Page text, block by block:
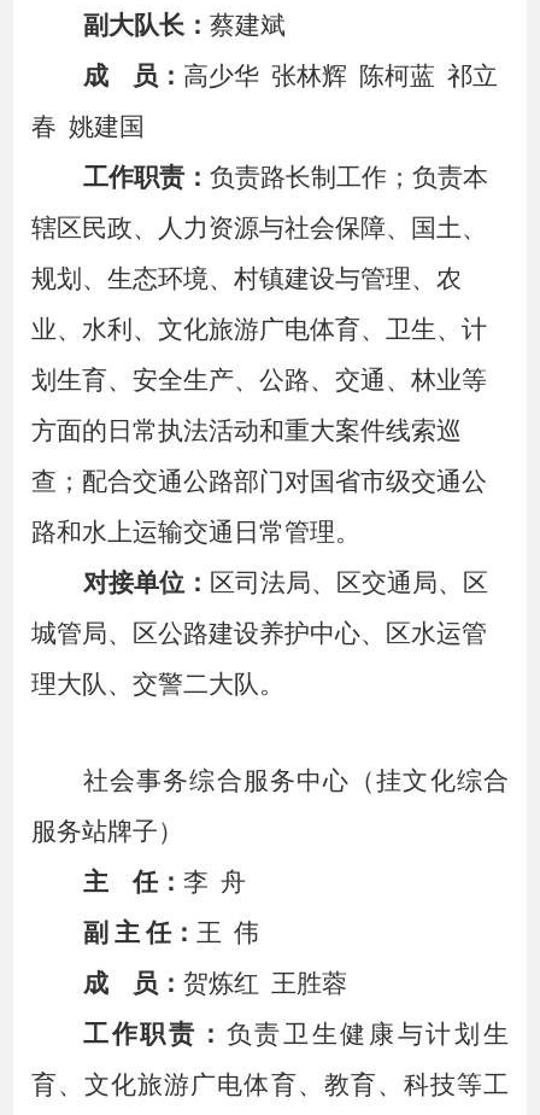
副大队长：蔡建斌
成
员： 高少华 张林辉 陈柯蓝 祁立
春 姚建国
工作职责：负责路长制工作；负责本
辖区民政、人力资源与社会保障、国土、
规划、生态环境、村镇建设与管理、农
业、水利、文化旅游广电体育、卫生、计
划生育、安全生产、公路、交通、林业等
方面的日常执法活动和重大案件线索巡
查；配合交通公路部门对国省市级交通公
路和水上运输交通日常管理。
对接单位： 区司法局、区交通局、
区
城管局、区公路建设养护中心、区水运管
理大队、交警二大队。
社会事务综合服务中心（挂文化综合
服务站牌子）
主
任：李 舟
副 主 任：王 伟
成
员：贺炼红 王胜蓉
工作职责： 负责卫生健康与计划生
育、文化旅游广电体育、教育、科技等工